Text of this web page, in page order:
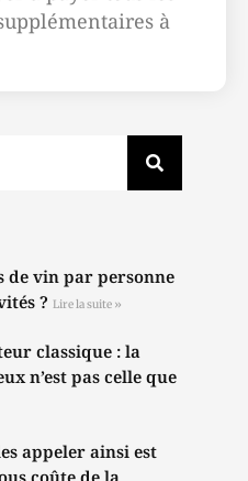
à
de vin par personne
? Lire la suite »
classique : la
n’est pas celle que
appeler ainsi est
coûte de la